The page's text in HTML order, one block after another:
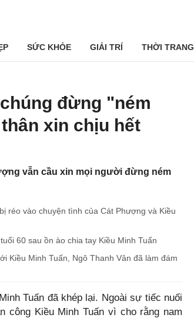
SỨC KHỎE GIẢI TRÍ THỜI TRANG
đừng "ném
xin chịu hết
vẫn cầu xin mọi người đừng ném
réo vào chuyện tình của Cát Phượng và Kiều
60 sau ồn ào chia tay Kiều Minh Tuấn
Kiều Minh Tuấn, Ngô Thanh Vân đã làm đám
Tuấn đã khép lại. Ngoài sự tiếc nuối
công Kiều Minh Tuấn vì cho rằng nam